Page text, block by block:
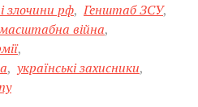
злочини рф, Генштаб ЗСУ,
війна,
,
, українські захисники,